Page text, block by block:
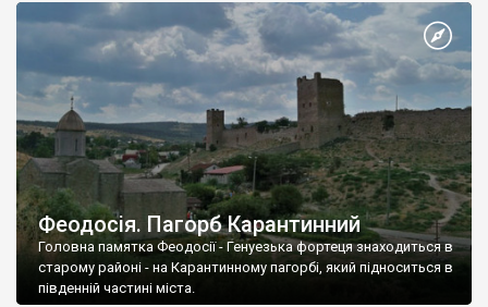
Феодосія. Пагорб Карантинний
Головна памятка Феодосії - Генуезька фортеця знаходиться в
старому районі - на Карантинному пагорбі, який підноситься в
південній частині міста.